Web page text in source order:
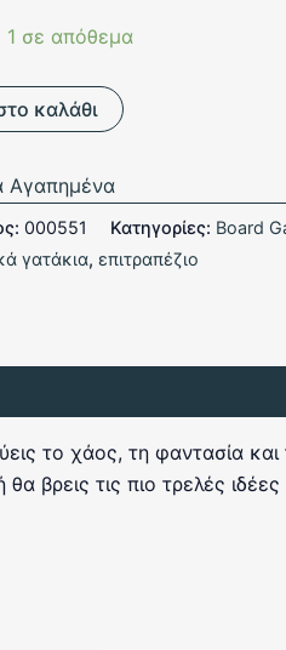
1 σε απόθεμα
καλάθι
Αγαπημένα
000551 Κατηγορίες: Board
γατάκια, επιτραπέζιο
το χάος, τη φαντασία
βρεις τις πιο τρελές ιδέες